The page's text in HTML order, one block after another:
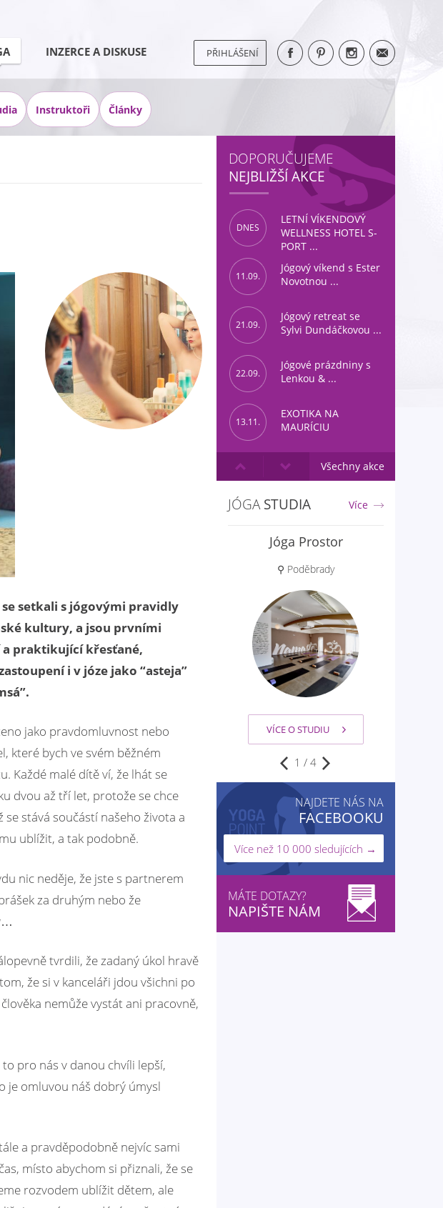
INZERCE A DISKUSE
Instruktoři Články
PŘIHLÁŠENÍ
setkali s jógovými pravidly
kultury, a jsou prvními
a praktikující křesťané,
i v józe jako “asteja”
jako pravdomluvnost nebo
které bych ve svém běžném
Každé malé dítě ví, že lhát se
dvou až tří let, protože se chce
stává součástí našeho života a
ublížit, a tak podobně.
nic neděje, že jste s partnerem
za druhým nebo že
tvrdili, že zadaný úkol hravě
že si v kanceláři jdou všichni po
nemůže vystát ani pracovně,
pro nás v danou chvíli lepší,
je omluvou náš dobrý úmysl
a pravděpodobně nejvíc sami
místo abychom si přiznali, že se
rozvodem ublížit dětem, ale
DOPORUČUJEME
NEJBLIŽŠÍ AKCE
DNES
LETNÍ VÍKENDOVÝ
WELLNESS HOTEL S-
PORT ...
11.09.
Jógový víkend s Ester
Novotnou ...
21.09.
Jógový retreat se
Sylvi Dundáčkovou ...
22.09.
Jógové prázdniny s
Lenkou & ...
13.11.
EXOTIKA NA
MAURÍCIU
Všechny akce
JÓGASTUDIA Více
Yoga Lokah
⚲ Brno
VÍCE O STUDIU
2 / 4
NAJDETE NÁS NA
FACEBOOKU
Více než 10 000 sledujících →
MÁTE DOTAZY?
NAPIŠTE NÁM